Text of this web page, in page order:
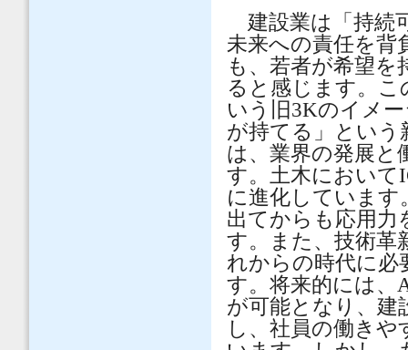
建設業は「持続
未来への責任を背
も、若者が希望
ると感じます。こ
いう旧3Kのイメ
が持てる」という
は、業界の発展と
す。土木において
に進化していま
出てからも応用力
す。また、技術革
れからの時代に必
す。将来的には、
が可能となり、建
し、社員の働き